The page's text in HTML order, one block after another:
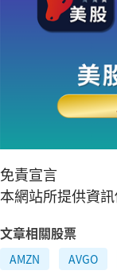
免責宣言
本網站所提供資
文章相關股票
AMZN AVGO